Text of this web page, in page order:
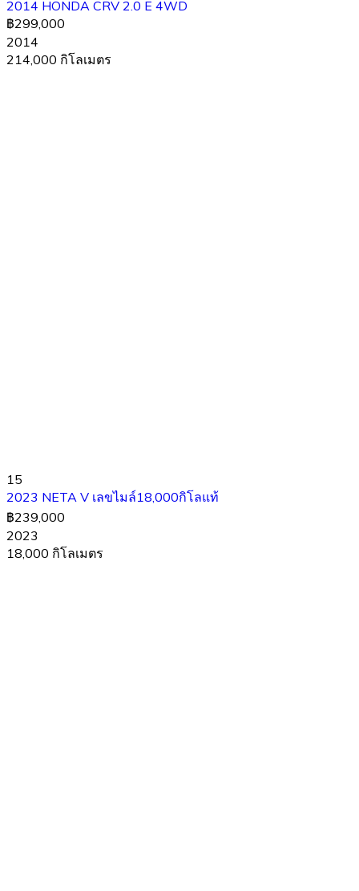
2014 HONDA CRV 2.0 E 4WD
฿299,000
2014
214,000 กิโลเมตร
15
2023 NETA V เลขไมล์18,000กิโลแท้
฿239,000
2023
18,000 กิโลเมตร